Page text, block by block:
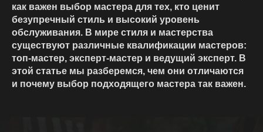
как важен выбор мастера для тех, кто ценит
безупречный стиль и высокий уровень
обслуживания. В мире стиля и мастерства
существуют различные квалификации мастеров:
топ-мастер, эксперт-мастер и ведущий эксперт. В
этой статье мы разберемся, чем они отличаются
и почему выбор подходящего мастера так важен.